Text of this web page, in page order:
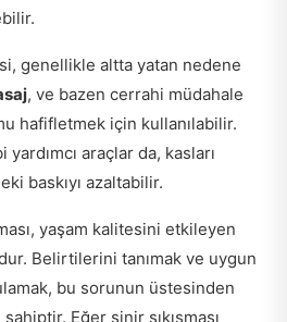
genellikle altta yatan nedene
, ve bazen cerrahi müdahale
hafifletmek için kullanılabilir.
yardımcı araçlar da, kasları
baskıyı azaltabilir.
yaşam kalitesini etkileyen
Belirtilerini tanımak ve uygun
bu sorunun üstesinden
Eğer sinir sıkışması